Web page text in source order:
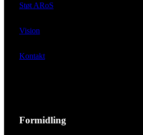
Støt ARoS
Vision
Kontakt
Formidling